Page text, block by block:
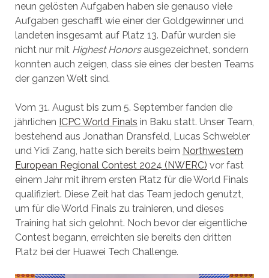
neun gelösten Aufgaben haben sie genauso viele
Aufgaben geschafft wie einer der Goldgewinner und
landeten insgesamt auf Platz 13. Dafür wurden sie
nicht nur mit Highest Honorsausgezeichnet, sondern
konnten auch zeigen, dass sie eines der besten Teams
der ganzen Welt sind.
Vom 31. August bis zum 5. September fanden die
jährlichen ICPC World Finals in Baku statt. Unser Team,
bestehend aus Jonathan Dransfeld, Lucas Schwebler
und Yidi Zang, hatte sich bereits beim Northwestern
European Regional Contest 2024 (NWERC) vor fast
einem Jahr mit ihrem ersten Platz für die World Finals
qualifiziert. Diese Zeit hat das Team jedoch genutzt,
um für die World Finals zu trainieren, und dieses
Training hat sich gelohnt. Noch bevor der eigentliche
Contest begann, erreichten sie bereits den dritten
Platz bei der Huawei Tech Challenge.